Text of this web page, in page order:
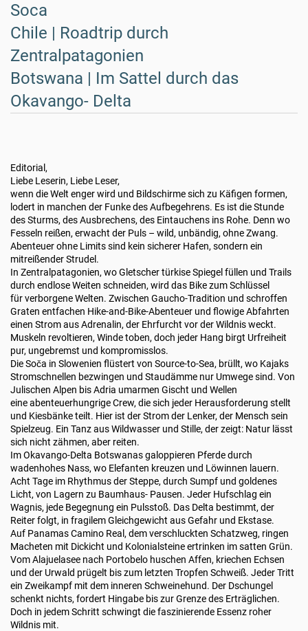
Soca
Chile | Roadtrip durch
Zentralpatagonien
Botswana | Im Sattel durch das
Okavango- Delta
Editorial,
Liebe Leserin, Liebe Leser,
wenn die Welt enger wird und Bildschirme sich zu Käfigen formen,
lodert in manchen der Funke des Aufbegehrens. Es ist die Stunde
des Sturms, des Ausbrechens, des Eintauchens ins Rohe. Denn wo
Fesseln reißen, erwacht der Puls – wild, unbändig, ohne Zwang.
Abenteuer ohne Limits sind kein sicherer Hafen, sondern ein
mitreißender Strudel.
In Zentralpatagonien, wo Gletscher türkise Spiegel füllen und Trails
durch endlose Weiten schneiden, wird das Bike zum Schlüssel
für verborgene Welten. Zwischen Gaucho-Tradition und schroffen
Graten entfachen Hike-and-Bike-Abenteuer und flowige Abfahrten
einen Strom aus Adrenalin, der Ehrfurcht vor der Wildnis weckt.
Muskeln revoltieren, Winde toben, doch jeder Hang birgt Urfreiheit
pur, ungebremst und kompromisslos.
Die Soča in Slowenien flüstert von Source-to-Sea, brüllt, wo Kajaks
Stromschnellen bezwingen und Staudämme nur Umwege sind. Von
Julischen Alpen bis Adria umarmen Gischt und Wellen
eine abenteuerhungrige Crew, die sich jeder Herausforderung stellt
und Kiesbänke teilt. Hier ist der Strom der Lenker, der Mensch sein
Spielzeug. Ein Tanz aus Wildwasser und Stille, der zeigt: Natur lässt
sich nicht zähmen, aber reiten.
Im Okavango-Delta Botswanas galoppieren Pferde durch
wadenhohes Nass, wo Elefanten kreuzen und Löwinnen lauern.
Acht Tage im Rhythmus der Steppe, durch Sumpf und goldenes
Licht, von Lagern zu Baumhaus- Pausen. Jeder Hufschlag ein
Wagnis, jede Begegnung ein Pulsstoß. Das Delta bestimmt, der
Reiter folgt, in fragilem Gleichgewicht aus Gefahr und Ekstase.
Auf Panamas Camino Real, dem verschluckten Schatzweg, ringen
Macheten mit Dickicht und Kolonialsteine ertrinken im satten Grün.
Vom Alajuelasee nach Portobelo huschen Affen, kriechen Echsen
und der Urwald prügelt bis zum letzten Tropfen Schweiß. Jeder Tritt
ein Zweikampf mit dem inneren Schweinehund. Der Dschungel
schenkt nichts, fordert Hingabe bis zur Grenze des Erträglichen.
Doch in jedem Schritt schwingt die faszinierende Essenz roher
Wildnis mit.